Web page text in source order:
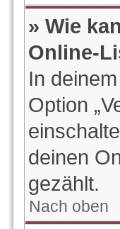
» Wie
Online-
In
Option
deinen
gezählt.
Nach oben